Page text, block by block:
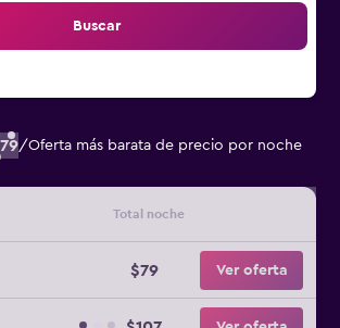
Buscar
/Oferta más barata de precio por noche
Total noche
$79 Ver oferta